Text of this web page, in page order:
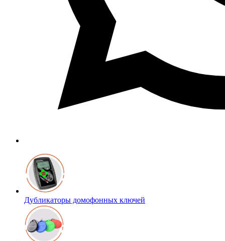
Дубликаторы домофонных ключей